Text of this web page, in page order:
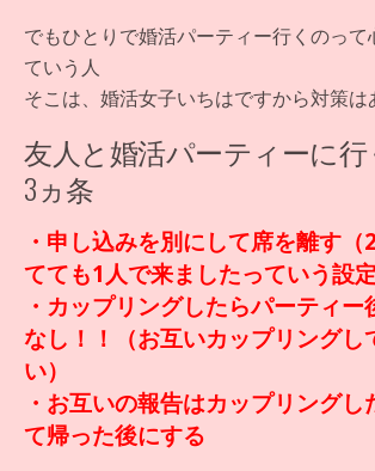
でもひとりで婚活パーティー行くのって
ていう人
そこは、婚活女子いちはですから対策は
友人と婚活パーティーに
3ヵ条
・申し込みを別にして席を離す（
てても1人で来ましたっていう設定
・カップリングしたらパーティー
なし！！（お互いカップリングし
い）
・お互いの報告はカップリングし
て帰った後にする